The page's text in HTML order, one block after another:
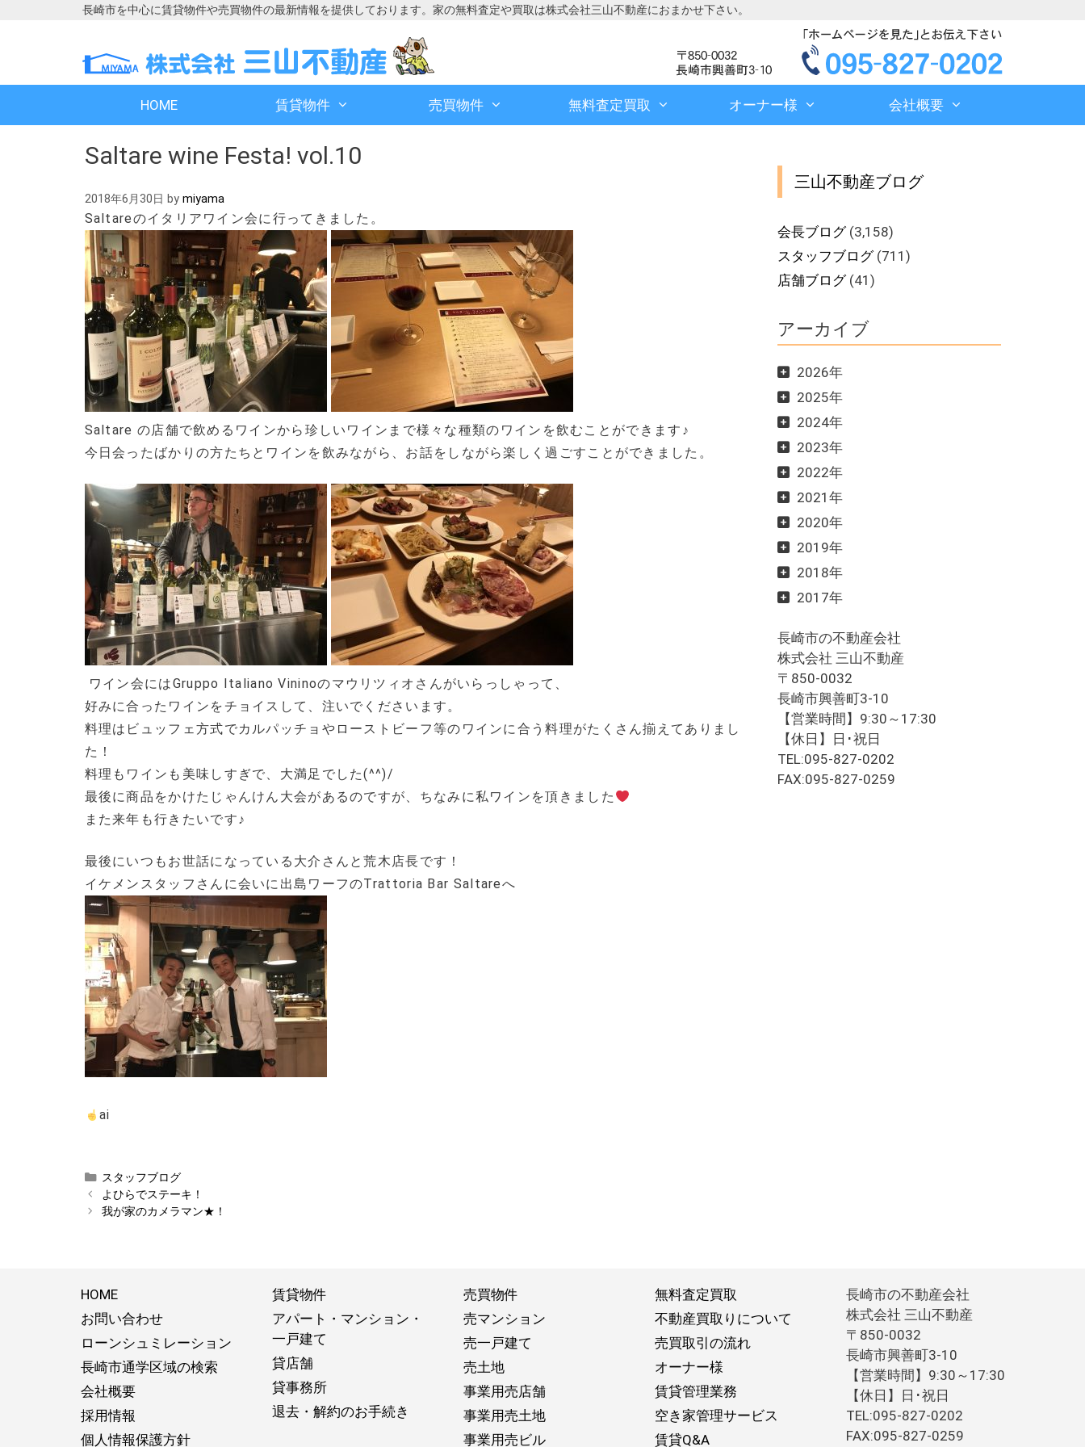
長崎市を中心に賃貸物件や売買物件の最新情報を提供しております。家の無料査定や買取は株式会社三山不動産におまかせ下さい。
ン
へ
ン
へ
HOME 賃貸物件 売買物件 無料査定買取 オーナー様 会社概要
Saltare wine Festa! vol.10
2018年6月30日 by miyama
Saltareのイタリアワイン会に行ってきました。
Saltare の店舗で飲めるワインから珍しいワインまで様々な種類のワインを飲むことができます♪
今日会ったばかりの方たちとワインを飲みながら、お話をしながら楽しく過ごすことができました。
ワイン会にはGruppo Italiano Vininoのマウリツィオさんがいらっしゃって、
好みに合ったワインをチョイスして、注いでくださいます。
料理はビュッフェ方式でカルパッチョやローストビーフ等のワインに合う料理がたくさん揃えてありまし
た！
料理もワインも美味しすぎで、大満足でした(^^)/
最後に商品をかけたじゃんけん大会があるのですが、ちなみに私ワインを頂きました
また来年も行きたいです♪
最後にいつもお世話になっている大介さんと荒木店長です！
イケメンスタッフさんに会いに出島ワーフのTrattoria Bar Saltareへ
ai
カ
テ
ゴ
スタッフブログ
よひらでステーキ！
我が家のカメラマン★！
三山不動産ブログ
会長ブログ(3,158)
スタッフブログ(711)
店舗ブログ(41)
アーカイブ
2026年
2025年
2024年
2023年
2022年
2021年
2020年
2019年
2018年
2017年
長崎市の不動産会社
株式会社 三山不動産
〒850-0032
長崎市興善町3-10
【営業時間】9:30～17:30
【休日】日･祝日
TEL:095-827-0202
FAX:095-827-0259
HOME
お問い合わせ
ローンシュミレーション
長崎市通学区域の検索
会社概要
採用情報
個人情報保護方針
賃貸物件
アパート・マンション・
一戸建て
貸店舗
貸事務所
退去・解約のお手続き
売買物件
売マンション
売一戸建て
売土地
事業用売店舗
事業用売土地
事業用売ビル
無料査定買取
不動産買取りについて
売買取引の流れ
オーナー様
賃貸管理業務
空き家管理サービス
賃貸Q&A
長崎市の不動産会社
株式会社 三山不動産
〒850-0032
長崎市興善町3-10
【営業時間】9:30～17:30
【休日】日･祝日
TEL:095-827-0202
FAX:095-827-0259